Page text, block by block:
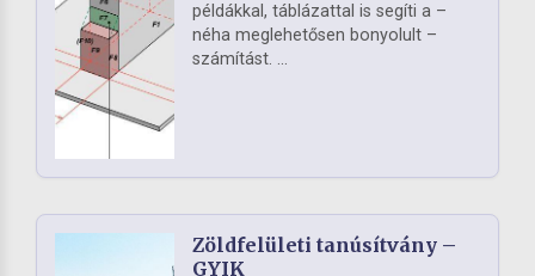
példákkal, táblázattal is segíti a –
néha meglehetősen bonyolult –
számítást. ...
Zöldfelületi tanúsítvány –
GYIK